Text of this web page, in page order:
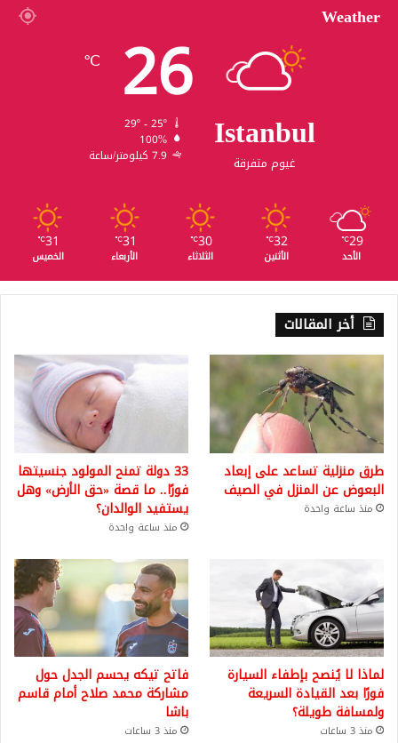
Weather
Istanbul
غيوم متفرقة
26
℃
29º - 25º
100%
7.9 كيلومتر/ساعة
29
℃
الأحد
32
℃
الأثنين
30
℃
الثلاثاء
31
℃
الأربعاء
31
℃
الخميس
أخر المقالات
طرق منزلية تساعد على إبعاد
البعوض عن المنزل في الصيف
منذ ساعة واحدة
33 دولة تمنح المولود جنسيتها
فورًا.. ما قصة «حق الأرض» وهل
يستفيد الوالدان؟
منذ ساعة واحدة
لماذا لا يُنصح بإطفاء السيارة
فورًا بعد القيادة السريعة
ولمسافة طويلة؟
منذ 3 ساعات
فاتح تيكه يحسم الجدل حول
مشاركة محمد صلاح أمام قاسم
باشا
منذ 3 ساعات